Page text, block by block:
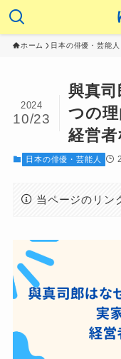
ホーム 日本の俳優・芸能人
與真
つの
経営者
2024
10/23
日本の俳優・芸能人
当ページのリン